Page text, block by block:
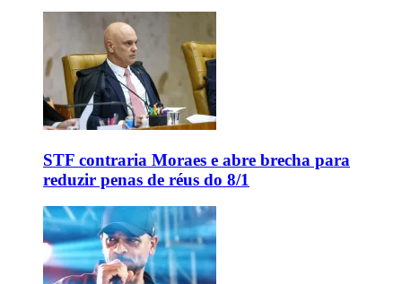
STF contraria Moraes e abre brecha para
reduzir penas de réus do 8/1